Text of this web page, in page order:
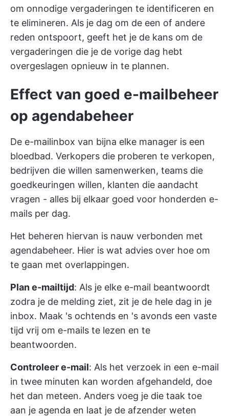
om onnodige vergaderingen te identificeren en
te elimineren. Als je dag om de een of andere
reden ontspoort, geeft het je de kans om de
vergaderingen die je de vorige dag hebt
overgeslagen opnieuw in te plannen.
Effect van goed e-mailbeheer
op agendabeheer
De e-mailinbox van bijna elke manager is een
bloedbad. Verkopers die proberen te verkopen,
bedrijven die willen samenwerken, teams die
goedkeuringen willen, klanten die aandacht
vragen - alles bij elkaar goed voor honderden e-
mails per dag.
Het beheren hiervan is nauw verbonden met
agendabeheer. Hier is wat advies over hoe om
te gaan met overlappingen.
Plan e-mailtijd: Als je elke e-mail beantwoordt
zodra je de melding ziet, zit je de hele dag in je
inbox. Maak 's ochtends en 's avonds een vaste
tijd vrij om e-mails te lezen en te
beantwoorden.
Controleer e-mail: Als het verzoek in een e-mail
in twee minuten kan worden afgehandeld, doe
het dan meteen. Anders voeg je die taak toe
aan je agenda en laat je de afzender weten